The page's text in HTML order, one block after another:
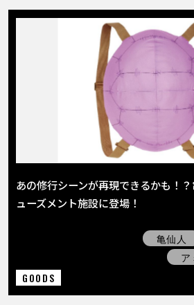
あの修行シーンが再現できるかも！
ューズメント施設に登場！
亀仙人
ア
GOODS